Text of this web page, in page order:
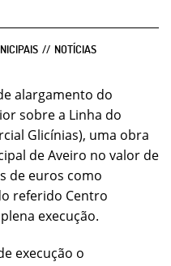
NOTÍCIAS
alargamento do
sobre a Linha do
Glicínias), uma obra
de Aveiro no valor de
de euros como
referido Centro
execução.
execução o